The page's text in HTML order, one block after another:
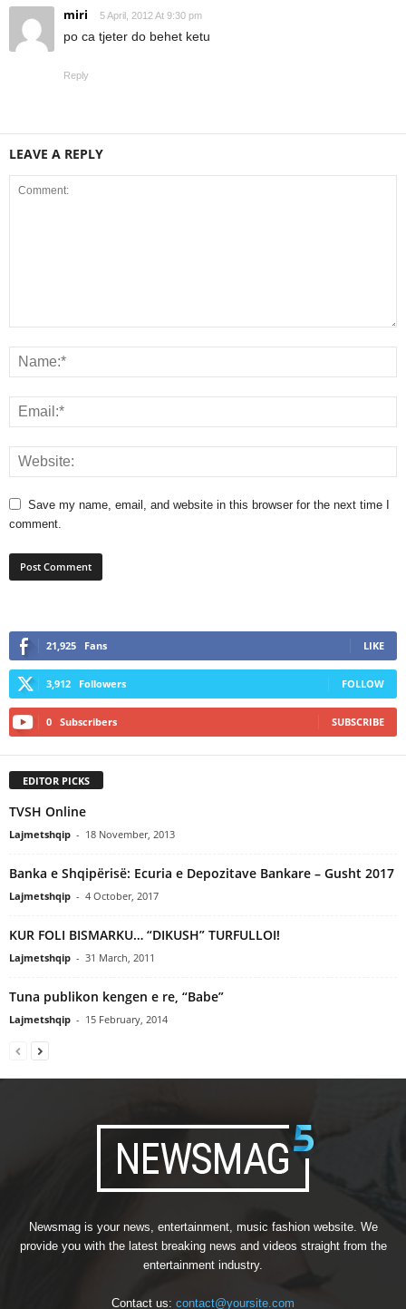
miri 5 April, 2012 At 9:30 pm
po ca tjeter do behet ketu
Reply
LEAVE A REPLY
Save my name, email, and website in this browser for the next time I
comment.
21,925 Fans LIKE
3,912 Followers FOLLOW
0 Subscribers SUBSCRIBE
EDITOR PICKS
TVSH Online
Lajmetshqip - 18 November, 2013
Banka e Shqipërisë: Ecuria e Depozitave Bankare – Gusht 2017
Lajmetshqip - 4 October, 2017
KUR FOLI BISMARKU… “DIKUSH” TURFULLOI!
Lajmetshqip - 31 March, 2011
Tuna publikon kengen e re, “Babe”
Lajmetshqip - 15 February, 2014
Newsmag is your news, entertainment, music fashion website. We
provide you with the latest breaking news and videos straight from the
entertainment industry.
Contact us: contact@yoursite.com